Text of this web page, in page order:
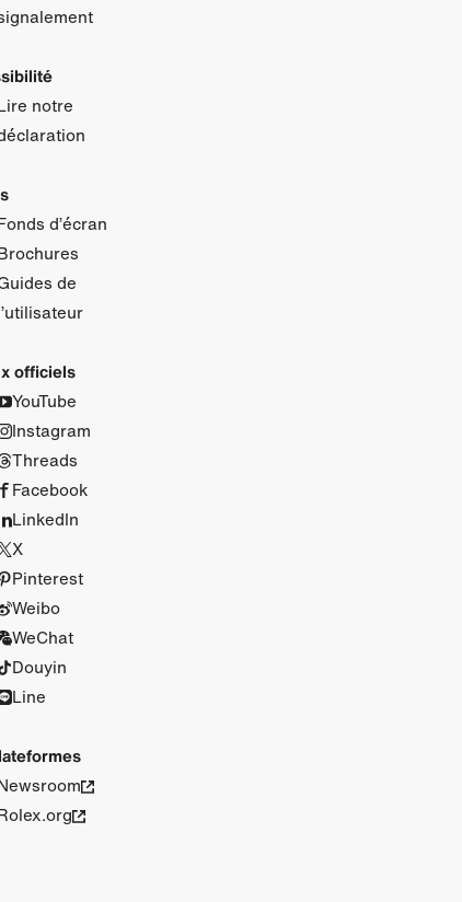
notre
d’écran
de
officiels
YouTube
Instagram
Threads
Facebook
LinkedIn
X
Pinterest
Weibo
WeChat
Douyin
Line